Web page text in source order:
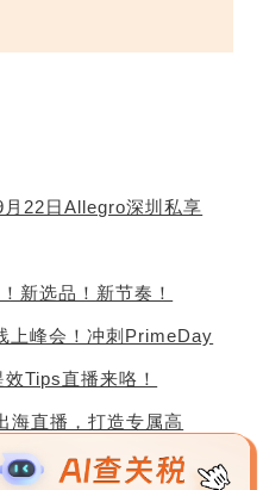
22日Allegro深圳私享
新选品！新节奏！
上峰会！冲刺PrimeDay
Tips直播来咯！
海直播，打造专属高